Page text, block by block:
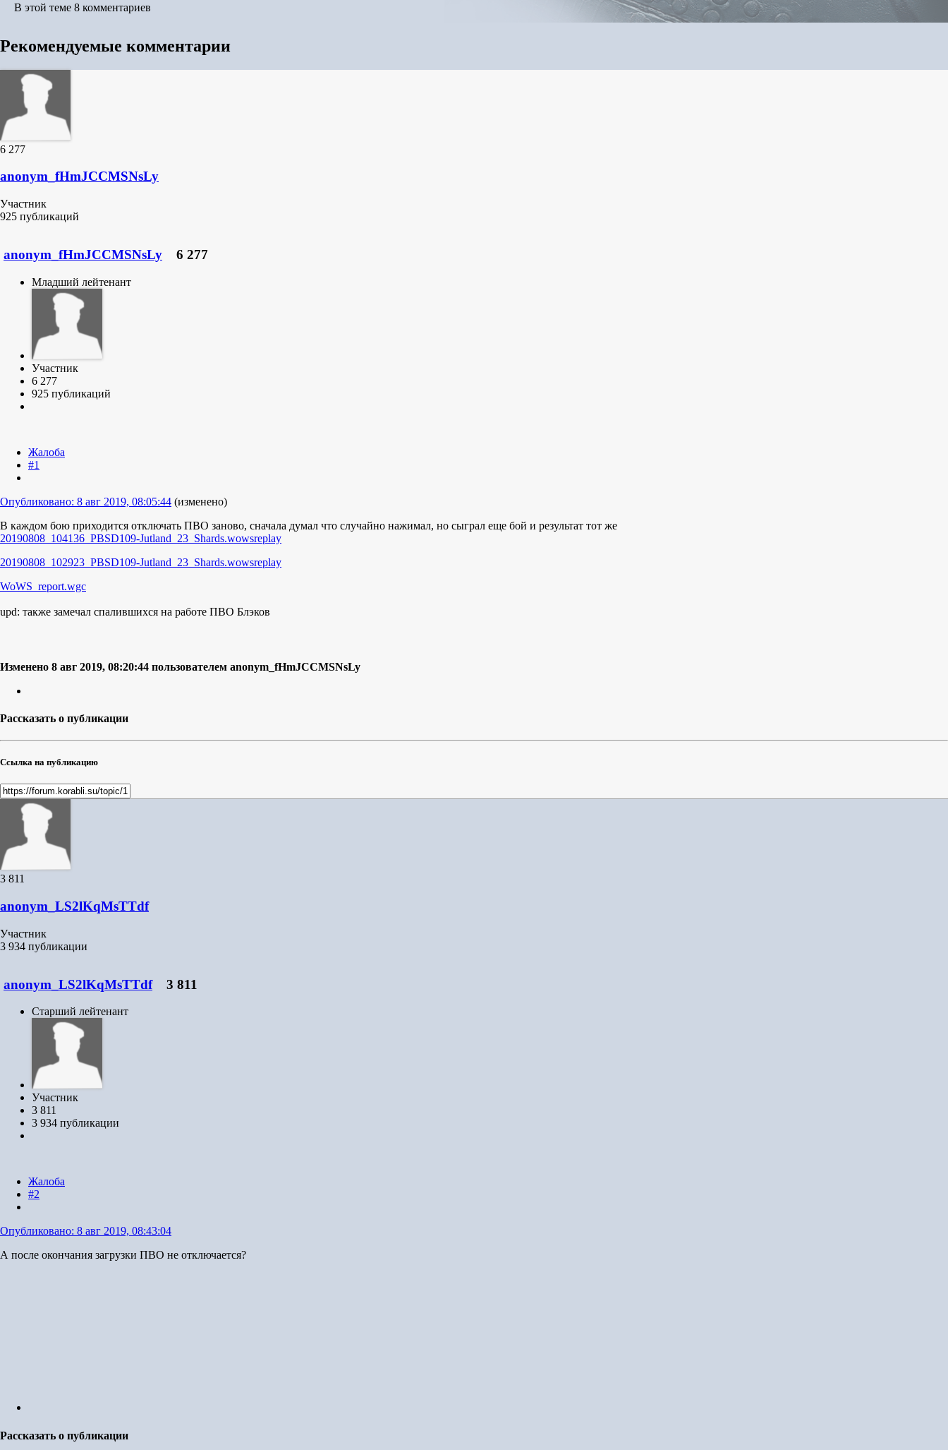
В этой теме 8 комментариев
Рекомендуемые комментарии
6 277
anonym_fHmJCCMSNsLy
Участник
925 публикаций
anonym_fHmJCCMSNsLy 6 277
Младший лейтенант
Участник
6 277
925 публикаций
Жалоба
#1
Опубликовано: 8 авг 2019, 08:05:44 (изменено)
В каждом бою приходится отключать ПВО заново, сначала думал что случайно нажимал, но сыграл еще бой и результат тот же
20190808_104136_PBSD109-Jutland_23_Shards.wowsreplay
20190808_102923_PBSD109-Jutland_23_Shards.wowsreplay
WoWS_report.wgc
upd: также замечал спалившихся на работе ПВО Блэков
Изменено 8 авг 2019, 08:20:44 пользователем anonym_fHmJCCMSNsLy
Рассказать о публикации
Ссылка на публикацию
3 811
anonym_LS2lKqMsTTdf
Участник
3 934 публикации
anonym_LS2lKqMsTTdf 3 811
Старший лейтенант
Участник
3 811
3 934 публикации
Жалоба
#2
Опубликовано: 8 авг 2019, 08:43:04
А после окончания загрузки ПВО не отключается?
Рассказать о публикации